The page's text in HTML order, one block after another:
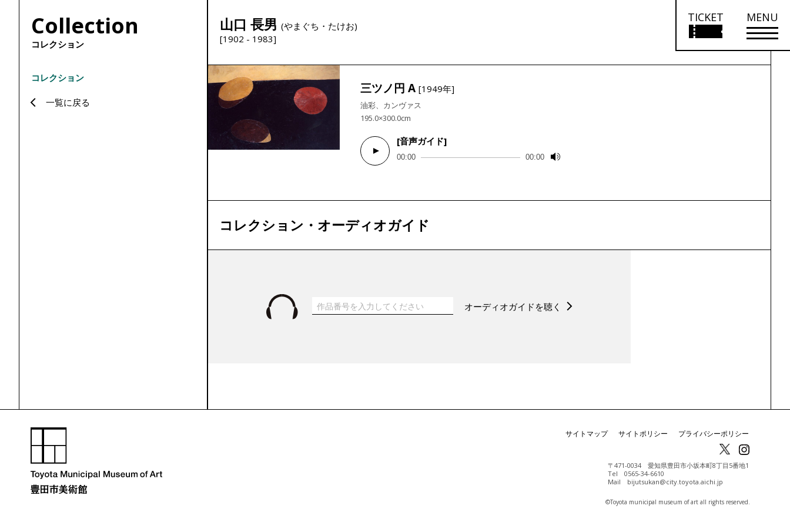
TICKET MENU
Collection
コレクション
コレクション
一覧に戻る
山口 長男 (やまぐち・たけお)
[1902 - 1983]
三ツノ円 A [1949年]
油彩、カンヴァス
195.0×300.0cm
[音声ガイド]
Audio
Player
00:00 00:00
コレクション・オーディオガイド
オーディオガイドを聴く
サイトマップ サイトポリシー プライバシーポリシー
〒471-0034 愛知県豊田市小坂本町8丁目5番地1
Tel 0565-34-6610
Mail bijutsukan@city.toyota.aichi.jp
©️Toyota municipal museum of art all rights reserved.